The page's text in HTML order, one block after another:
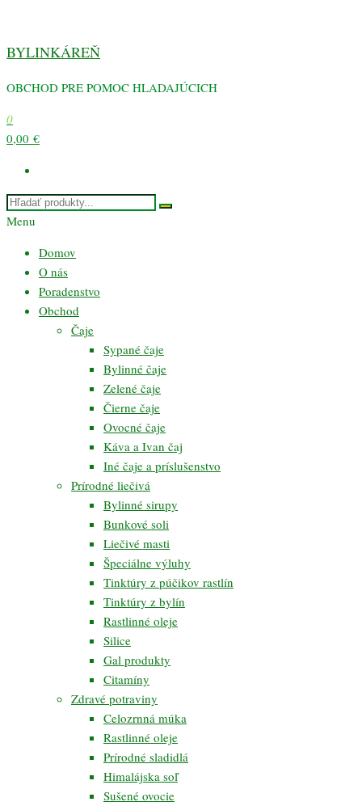
obsah
BYLINKÁREŇ
OBCHOD PRE POMOC HLADAJÚCICH
0
0,00 €
Menu
Domov
O nás
Poradenstvo
Obchod
Čaje
Sypané čaje
Bylinné čaje
Zelené čaje
Čierne čaje
Ovocné čaje
Káva a Ivan čaj
Iné čaje a príslušenstvo
Prírodné liečivá
Bylinné sirupy
Bunkové soli
Liečivé masti
Špeciálne výluhy
Tinktúry z púčikov rastlín
Tinktúry z bylín
Rastlinné oleje
Silice
Gal produkty
Citamíny
Zdravé potraviny
Celozrnná múka
Rastlinné oleje
Prírodné sladidlá
Himalájska soľ
Sušené ovocie